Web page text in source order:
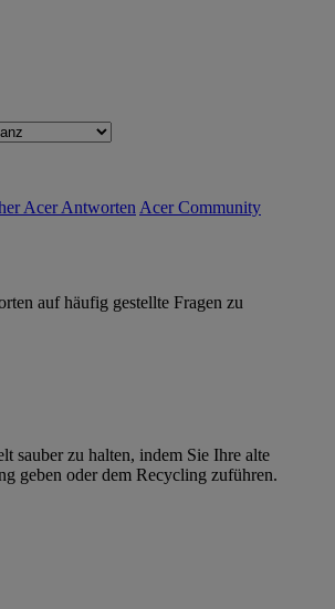
Acer Antworten Acer Community
auf häufig gestellte Fragen zu
sauber zu halten, indem Sie Ihre alte
geben oder dem Recycling zuführen.